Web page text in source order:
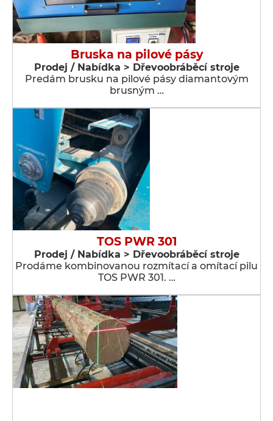
Bruska na pilové pásy
Prodej / Nabídka > Dřevoobráběcí stroje
Predám brusku na pilové pásy diamantovým
brusným …
TOS PWR 301
Prodej / Nabídka > Dřevoobráběcí stroje
Prodáme kombinovanou rozmítací a omítací pilu
TOS PWR 301. …